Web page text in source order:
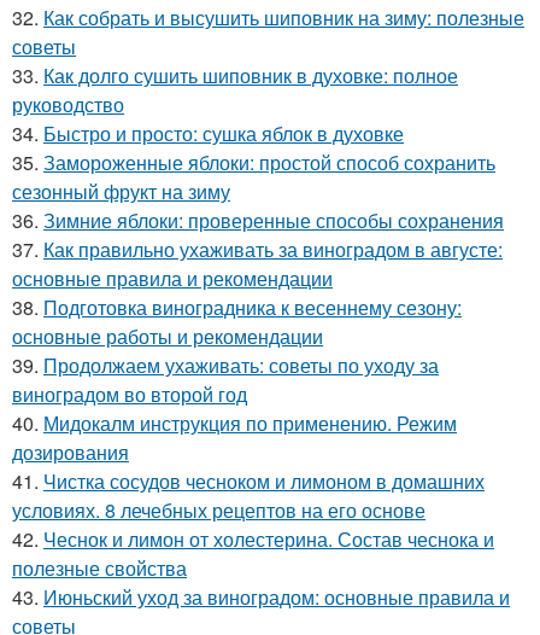
32. Как собрать и высушить шиповник на зиму: полезные
советы
33. Как долго сушить шиповник в духовке: полное
руководство
34. Быстро и просто: сушка яблок в духовке
35. Замороженные яблоки: простой способ сохранить
сезонный фрукт на зиму
36. Зимние яблоки: проверенные способы сохранения
37. Как правильно ухаживать за виноградом в августе:
основные правила и рекомендации
38. Подготовка виноградника к весеннему сезону:
основные работы и рекомендации
39. Продолжаем ухаживать: советы по уходу за
виноградом во второй год
40. Мидокалм инструкция по применению. Режим
дозирования
41. Чистка сосудов чесноком и лимоном в домашних
условиях. 8 лечебных рецептов на его основе
42. Чеснок и лимон от холестерина. Состав чеснока и
полезные свойства
43. Июньский уход за виноградом: основные правила и
советы